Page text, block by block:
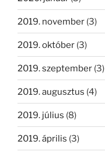
2019. november (3)
2019. október (3)
2019. szeptember (3)
2019. augusztus (4)
2019. július (8)
2019. április (3)